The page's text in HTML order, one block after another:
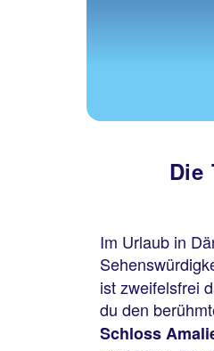
Die
Im Urlaub in
ist zweifelsfrei
du den
Schloss